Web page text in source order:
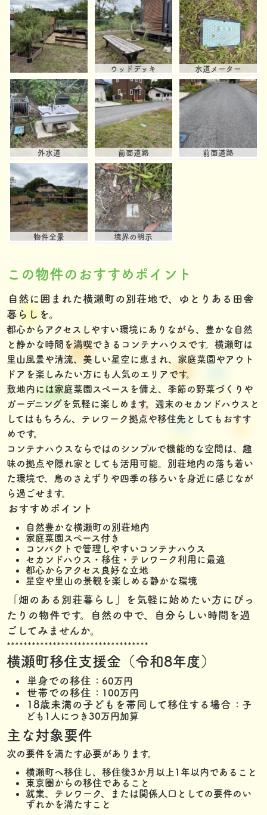
ウッドデッキ 水道メーター
外水道 前面道路 前面道路
物件全景 境界の明示
この物件のおすすめポイント
自然に囲まれた横瀬町の別荘地で、ゆとりある田舎
暮らしを。
都心からアクセスしやすい環境にありながら、豊かな自然
と静かな時間を満喫できるコンテナハウスです。横瀬町は
里山風景や清流、美しい星空に恵まれ、家庭菜園やアウト
ドアを楽しみたい方にも人気のエリアです。
敷地内には家庭菜園スペースを備え、季節の野菜づくりや
ガーデニングを気軽に楽しめます。週末のセカンドハウスと
してはもちろん、テレワーク拠点や移住先としてもおすす
めです。
コンテナハウスならではのシンプルで機能的な空間は、趣
味の拠点や隠れ家としても活用可能。別荘地内の落ち着い
た環境で、鳥のさえずりや四季の移ろいを身近に感じなが
ら過ごせます。
おすすめポイント
自然豊かな横瀬町の別荘地内
家庭菜園スペース付き
コンパクトで管理しやすいコンテナハウス
セカンドハウス・移住・テレワーク利用に最適
都心からアクセス良好な立地
星空や里山の景観を楽しめる静かな環境
「畑のある別荘暮らし」を気軽に始めたい方にぴっ
たりの物件です。自然の中で、自分らしい時間を過
ごしてみませんか。
**********************************
横瀬町移住支援金（令和8年度）
単身での移住 ：60万円
世帯での移住 ：100万円
18歳未満の子どもを帯同して移住する場合
：子
ども1人につき30万円加算
主な対象要件
次の要件を満たす必要があります。
横瀬町へ移住し、移住後3か月以上1年以内であること
東京圏からの移住であること
就業、テレワーク、または関係人口としての要件のい
ずれかを満たすこと